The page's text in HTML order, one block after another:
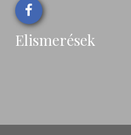
Elismerések